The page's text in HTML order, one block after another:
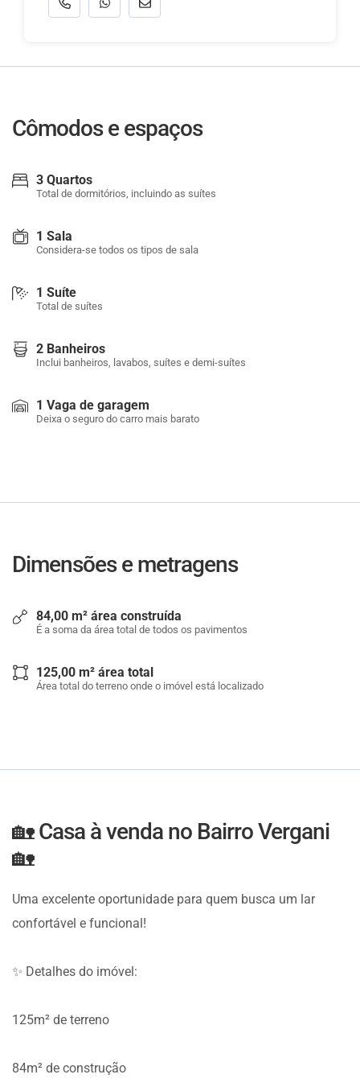
Cômodos e espaços
3 Quartos
Total de dormitórios, incluindo as suítes
1 Sala
Considera-se todos os tipos de sala
1 Suíte
Total de suítes
2 Banheiros
Inclui banheiros, lavabos, suítes e demi-suítes
1 Vaga de garagem
Deixa o seguro do carro mais barato
Dimensões e metragens
84,00 m² área construída
É a soma da área total de todos os pavimentos
125,00 m² área total
Área total do terreno onde o imóvel está localizado
🏡 Casa à venda no Bairro Vergani
🏡
Uma excelente oportunidade para quem busca um lar
confortável e funcional!
✨ Detalhes do imóvel:
125m² de terreno
84m² de construção